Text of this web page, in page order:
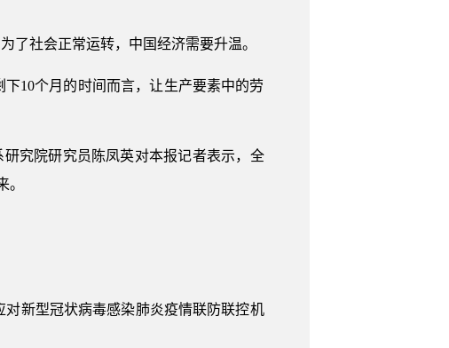
了社会正常运转，中国经济需要升温。
10个月的时间而言，让生产要素中的劳
研究院研究员陈凤英对本报记者表示，全
新型冠状病毒感染肺炎疫情联防联控机